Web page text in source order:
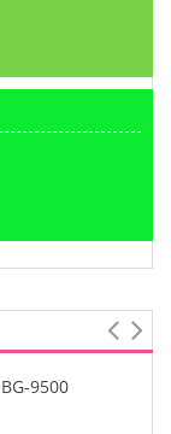
9500